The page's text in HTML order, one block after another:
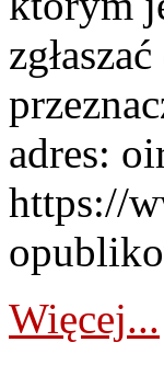
adres:
https://
Więcej...